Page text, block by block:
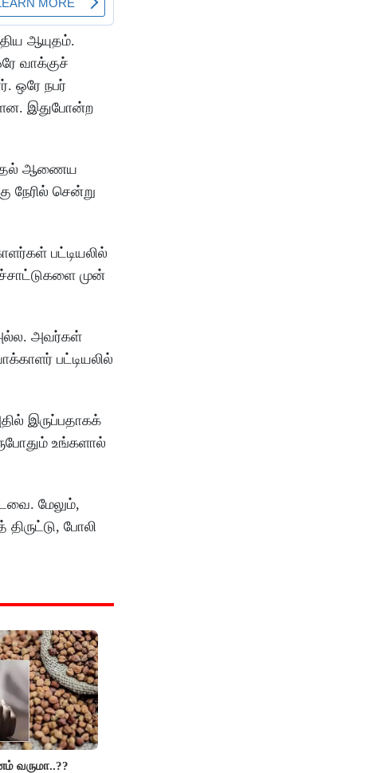
ஆயுதம்.
வாக்குச்
ஒரே நபர்
இதுபோன்ற
ஆணைய
நேரில் சென்று
பட்டியலில்
முன்
அல்ல. அவர்கள்
பட்டியலில்
இருப்பதாகக்
உங்களால்
மேலும்,
போலி
வருமா..??